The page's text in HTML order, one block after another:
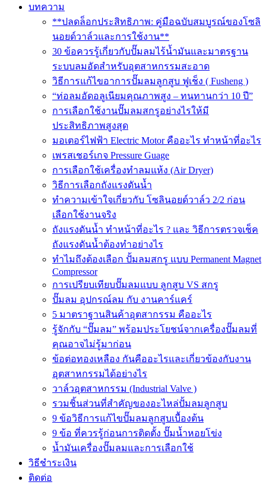
บทความ
**ปลดล็อกประสิทธิภาพ: คู่มือฉบับสมบูรณ์ของโซลิ
นอยด์วาล์วและการใช้งาน**
30 ข้อควรรู้เกี่ยวกับปั๊มลมไร้น้ำมันและมาตรฐาน
ระบบลมอัดสำหรับอุตสาหกรรมสะอาด
วิธีการแก้ไขอาการปั๊มลมลูกสูบ ฟูเช็ง ( Fusheng )
“ท่อลมอัดอลูเนียมคุณภาพสูง – ทนทานกว่า 10 ปี”
การเลือกใช้งานปั๊มลมสกรูอย่างไรให้มี
ประสิทธิภาพสูงสุด
มอเตอร์ไฟฟ้า Electric Motor คืออะไร ทำหน้าที่อะไร
เพรสเชอร์เกจ Pressure Guage
การเลือกใช้เครื่องทำลมแห้ง (Air Dryer)
วิธีการเลือกถังแรงดันน้ำ
ทำความเข้าใจเกี่ยวกับ โซลินอยด์วาล์ว 2/2 ก่อน
เลือกใช้งานจริง
ถังแรงดันน้ำ ทำหน้าที่อะไร ? และ วิธีการตรวจเช็ค
ถังแรงดันน้ำต้องทำอย่างไร
ทำไมถึงต้องเลือก ปั้มลมสกรู แบบ Permanent Magnet
Compressor
การเปรียบเทียบปั๊มลมแบบ ลูกสูบ VS สกรู
ปั๊มลม อุปกรณ์ลม กับ งานคาร์แคร์
5 มาตราฐานสินค้าอุตสากรรม คืออะไร
รู้จักกับ “ปั๊มลม” พร้อมประโยชน์จากเครื่องปั๊มลมที่
คุณอาจไม่รู้มาก่อน
ข้อต่อทองเหลือง กันคืออะไรและเกี่ยวข้องกับงาน
อุตสาหกรรมได้อย่างไร
วาล์วอุตสาหกรรม (Industrial Valve )
รวมชิ้นส่วนที่สำคัญของอะไหล่ปั้มลมลูกสูบ
9 ข้อวิธีการแก้ไขปั๊มลมลูกสูบเบื้องต้น
9 ข้อ ที่ควรรู้ก่อนการติดตั้ง ปั๊มน้ำหอยโข่ง
น้ำมันเครื่องปั๊มลมและการเลือกใช้
วิธีชำระเงิน
ติดต่อ